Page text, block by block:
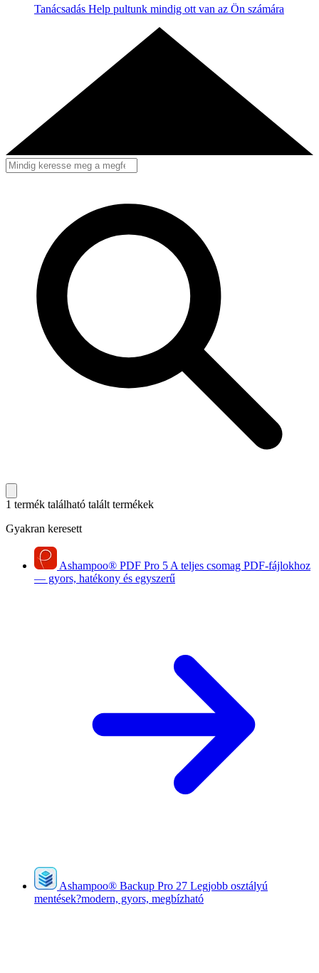
Tanácsadás Help pultunk mindig ott van az Ön számára
1 termék található talált termékek
Gyakran keresett
Ashampoo® PDF Pro 5 A teljes csomag PDF-fájlokhoz
— gyors, hatékony és egyszerű
Ashampoo® Backup Pro 27 Legjobb osztályú
mentések?modern, gyors, megbízható